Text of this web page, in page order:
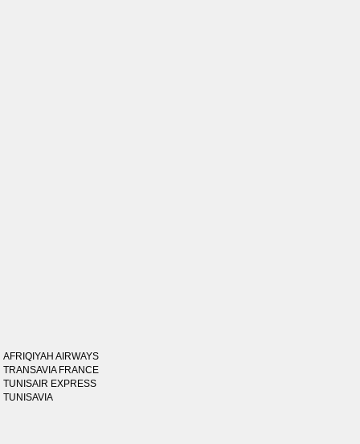
AFRIQIYAH AIRWAYS
TRANSAVIA FRANCE
TUNISAIR EXPRESS
TUNISAVIA